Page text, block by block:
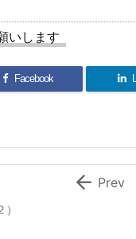
いします
Facebook
 Prev